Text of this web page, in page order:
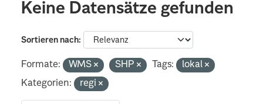
Keine Datensätze gefunden
Sortieren nach
Formate: WMS SHP Tags:
lokal
Kategorien:
regi